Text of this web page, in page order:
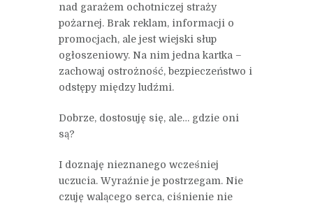
nad garażem ochotniczej straży
pożarnej. Brak reklam, informacji o
promocjach, ale jest wiejski słup
ogłoszeniowy. Na nim jedna kartka –
zachowaj ostrożność, bezpieczeństwo i
odstępy między ludźmi.
Dobrze, dostosuję się, ale… gdzie oni
są?
I doznaję nieznanego wcześniej
uczucia. Wyraźnie je postrzegam. Nie
czuję walącego serca, ciśnienie nie